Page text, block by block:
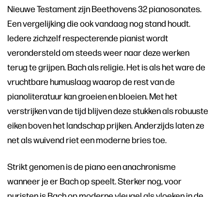
Nieuwe Testament zijn Beethovens 32 pianosonates.
Een vergelijking die ook vandaag nog stand houdt.
Iedere zichzelf respecterende pianist wordt
verondersteld om steeds weer naar deze werken
terug te grijpen. Bach als religie. Het is als het ware de
vruchtbare humuslaag waarop de rest van de
pianoliteratuur kan groeien en bloeien. Met het
verstrijken van de tijd blijven deze stukken als robuuste
eiken boven het landschap prijken. Anderzijds laten ze
net als wuivend riet een moderne bries toe.
Strikt genomen is de piano een anachronisme
wanneer je er Bach op speelt. Sterker nog, voor